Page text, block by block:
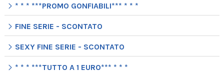
* * * ***PROMO GONFIABILI*** * * *
FINE SERIE - SCONTATO
SEXY FINE SERIE - SCONTATO
* * * ***TUTTO A 1 EURO*** * * *